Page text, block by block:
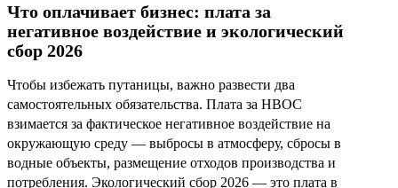
Что оплачивает бизнес: плата за
негативное воздействие и экологический
сбор 2026
Чтобы избежать путаницы, важно развести два
самостоятельных обязательства. Плата за НВОС
взимается за фактическое негативное воздействие на
окружающую среду — выбросы в атмосферу, сбросы в
водные объекты, размещение отходов производства и
потребления. Экологический сбор 2026 — это плата в